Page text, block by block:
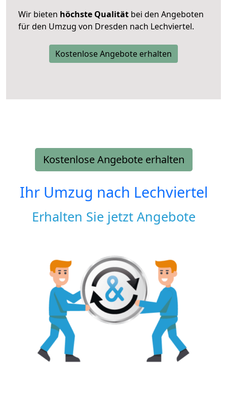
Wir bieten höchste Qualität bei den Angeboten
für den Umzug von Dresden nach Lechviertel.
Kostenlose Angebote erhalten
Kostenlose Angebote erhalten
Ihr Umzug nach Lechviertel
Erhalten Sie jetzt Angebote